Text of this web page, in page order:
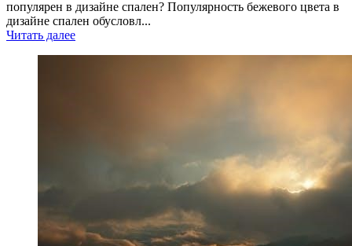
популярен в дизайне спален? Популярность бежевого цвета в
дизайне спален обусловл...
Читать далее